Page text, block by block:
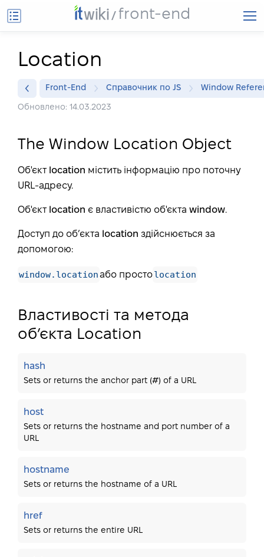
front-end
Location
Front-End Справочник по JS Window
Обновлено: 14.03.2023
The Window Location Object
Об'єкт location містить інформацію про поточну
URL-адресу.
Об'єкт location є властивістю об'єкта window.
Доступ до об’єкта location здійснюється за
допомогою:
window.location або просто location
Властивості та метода
об’єкта Location
hash
Sets or returns the anchor part (#) of a URL
host
Sets or returns the hostname and port number of a
URL
hostname
Sets or returns the hostname of a URL
href
Sets or returns the entire URL